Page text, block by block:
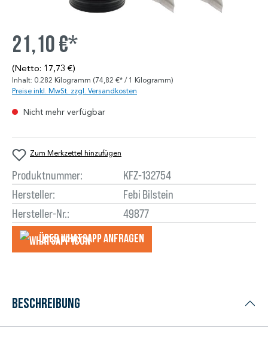
21,10 €*
(Netto: 17,73 €)
Inhalt: 0.282 Kilogramm (74,82 €* / 1 Kilogramm)
Preise inkl. MwSt. zzgl. Versandkosten
Nicht mehr verfügbar
Zum Merkzettel hinzufügen
Produktnummer:
KFZ-132754
Hersteller:
Febi Bilstein
Hersteller-Nr.:
49877
Über WhatsApp anfragеn
Beschreibung